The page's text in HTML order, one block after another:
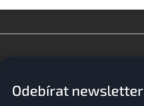
Odebírat newsletter